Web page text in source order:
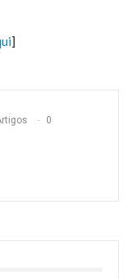
]
0